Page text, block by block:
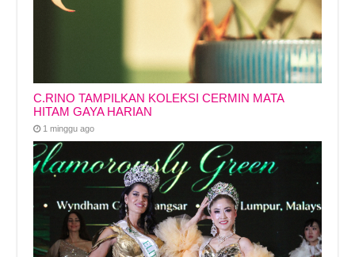
C.RINO TAMPILKAN KOLEKSI CERMIN MATA
HITAM GAYA HARIAN
1 minggu ago